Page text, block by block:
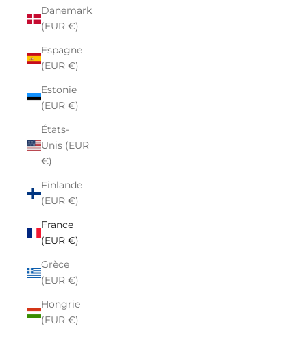
Danemark
(EUR €)
Espagne
(EUR €)
Estonie
(EUR €)
États-
Unis (EUR
€)
Finlande
(EUR €)
France
(EUR €)
Grèce
(EUR €)
Hongrie
(EUR €)